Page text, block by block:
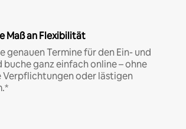
Maß an Flexibilität
genauen Termine für den Ein- und
buche ganz einfach online – ohne
Verpflichtungen oder lästigen